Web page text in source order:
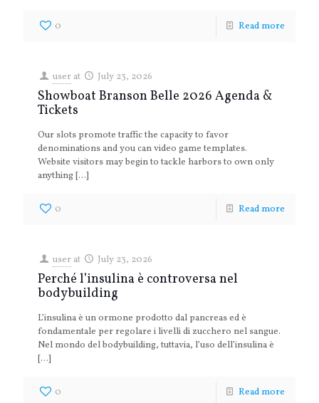
0 Read more
user at July 23, 2026
Showboat Branson Belle 2026 Agenda &
Tickets
Our slots promote traffic the capacity to favor
denominations and you can video game templates.
Website visitors may begin to tackle harbors to own only
anything […]
0 Read more
user at July 23, 2026
Perché l’insulina è controversa nel
bodybuilding
L’insulina è un ormone prodotto dal pancreas ed è
fondamentale per regolare i livelli di zucchero nel sangue.
Nel mondo del bodybuilding, tuttavia, l’uso dell’insulina è
[…]
0 Read more